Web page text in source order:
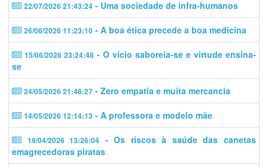
22/07/2026 21:43:24 - Uma sociedade de infra-humanos
26/06/2026 11:23:10 - A boa ética precede a boa medicina
15/06/2026 23:24:48 - O vício saboreia-se e virtude ensina-
se
24/05/2026 21:48:27 - Zero empatia e muita mercancia
14/05/2026 12:14:13 - A professora e modelo mãe
19/04/2026 13:26:04 - Os riscos à saúde das canetas
emagrecedoras piratas